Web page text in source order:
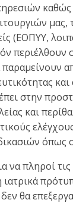
μας,
(ΕΟΠΥΥ,
στην
και
όπως
πληροί τις
θα